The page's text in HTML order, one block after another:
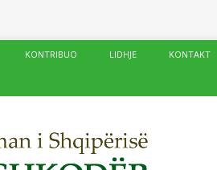
KONTRIBUO LIDHJE KONTAKT